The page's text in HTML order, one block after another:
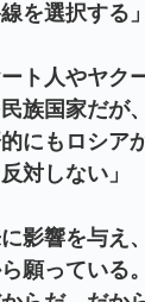
を選択する」
ート人やヤク
族国家だが
にもロシア
対しない」
影響を与え
願っている